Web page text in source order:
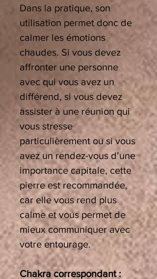
Dans la pratique, son
utilisation permet donc de
calmer les émotions
chaudes. Si vous devez
affronter une personne
avec qui vous avez un
différend, si vous devez
assister à une réunion qui
vous stresse
particulièrement ou si vous
avez un rendez-vous d’une
importance capitale, cette
pierre est recommandée,
car elle vous rend plus
calme et vous permet de
mieux communiquer avec
votre entourage.
Chakra correspondant :